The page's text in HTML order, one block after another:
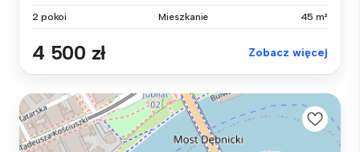
2 pokoi Mieszkanie 45 m²
4 500 zł Zobacz więcej